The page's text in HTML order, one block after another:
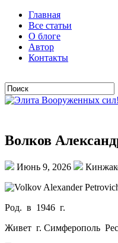
Главная
Все статьи
О блоге
Автор
Контакты
Волков
Июнь 9, 2026
Род. в 1946 г.
Живет г. Симферополь